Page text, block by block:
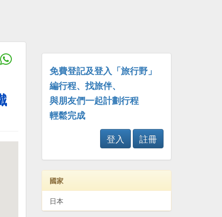
免費登記及登入「旅行野」
編行程、找旅伴、
與朋友們一起計劃行程
輕鬆完成
登入
註冊
國家
日本